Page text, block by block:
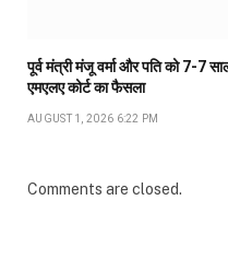
पूर्व मंत्री मंजू वर्मा और पति को 7-7
एमएलए कोर्ट का फैसला
AUGUST 1, 2026 6:22 PM
Comments are closed.